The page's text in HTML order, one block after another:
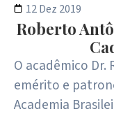
12 Dez 2019
Roberto
O acadêmico
emérito e
Academia